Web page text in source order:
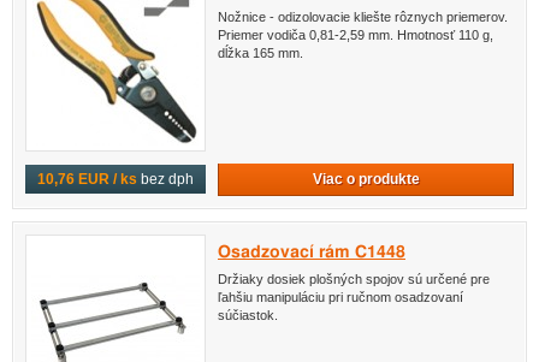
10,76 EUR / ks bez dph
Nožnice - odizolovacie kliešte rôznych priemerov.
Priemer vodiča 0,81-2,59 mm. Hmotnosť 110 g,
dĺžka 165 mm.
Viac o produkte
Osadzovací rám C1448
Držiaky dosiek plošných spojov sú určené pre
ľahšiu manipuláciu pri ručnom osadzovaní
súčiastok.